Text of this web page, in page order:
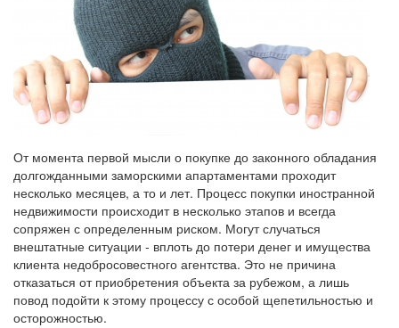
От момента первой мысли о покупке до законного обладания
долгожданными заморскими апартаментами проходит
несколько месяцев, а то и лет. Процесс покупки иностранной
недвижимости происходит в несколько этапов и всегда
сопряжен с определенным риском. Могут случаться
внештатные ситуации - вплоть до потери денег и имущества
клиента недобросовестного агентства. Это не причина
отказаться от приобретения объекта за рубежом, а лишь
повод подойти к этому процессу с особой щепетильностью и
осторожностью.